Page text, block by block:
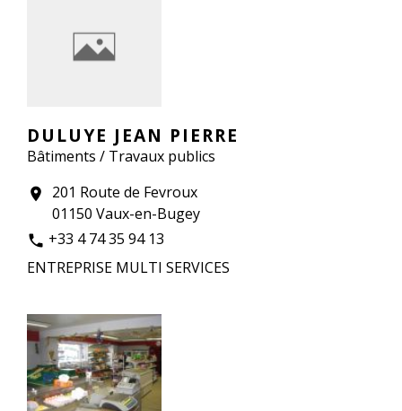
DULUYE JEAN PIERRE
Bâtiments / Travaux publics
location_on
201 Route de Fevroux
01150 Vaux-en-Bugey
phone +33 4 74 35 94 13
ENTREPRISE MULTI SERVICES